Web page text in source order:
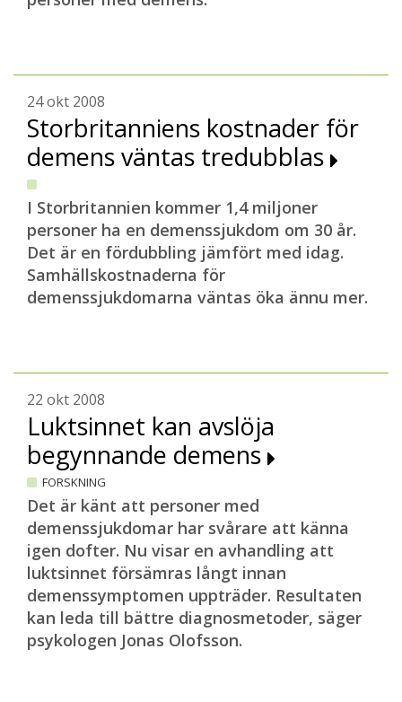
24 okt 2008
Storbritanniens kostnader för
demens väntas tredubblas
I Storbritannien kommer 1,4 miljoner
personer ha en demenssjukdom om 30 år.
Det är en fördubbling jämfört med idag.
Samhällskostnaderna för
demenssjukdomarna väntas öka ännu mer.
22 okt 2008
Luktsinnet kan avslöja
begynnande demens
FORSKNING
Det är känt att personer med
demenssjukdomar har svårare att känna
igen dofter. Nu visar en avhandling att
luktsinnet försämras långt innan
demenssymptomen uppträder. Resultaten
kan leda till bättre diagnosmetoder, säger
psykologen Jonas Olofsson.